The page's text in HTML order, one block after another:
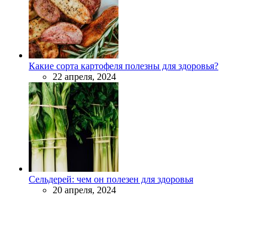
Какие сорта картофеля полезны для здоровья?
22 апреля, 2024
Сельдерей: чем он полезен для здоровья
20 апреля, 2024